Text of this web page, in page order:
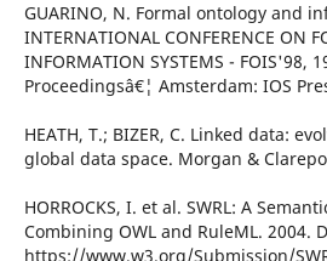
GUARINO, N. Formal ontology and
INTERNATIONAL CONFERENCE ON
INFORMATION SYSTEMS - FOIS'98,
Proceedingsâ€¦ Amsterdam: IOS
HEATH, T.; BIZER, C. Linked data:
global data space. Morgan &
HORROCKS, I. et al. SWRL: A
Combining OWL and RuleML. 2004.
https://www.w3.org/Submission/